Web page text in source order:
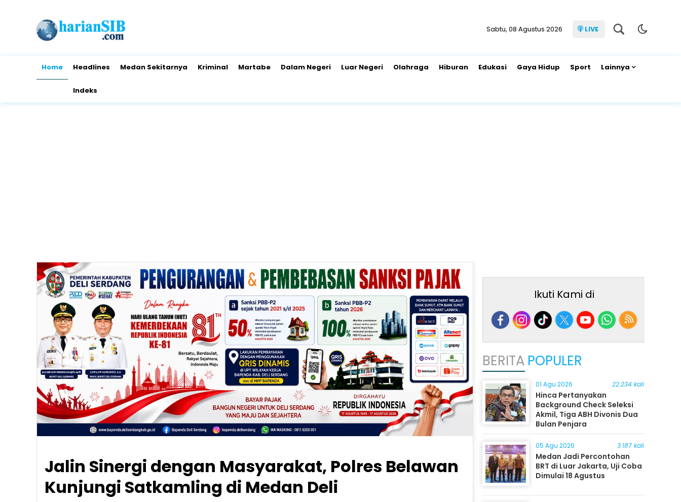
Sabtu, 08 Agustus 2026 LIVE
Home Headlines Medan Sekitarnya Kriminal Martabe Dalam Negeri Luar Negeri Olahraga Hiburan Edukasi Gaya Hidup Sport Lainnya
Indeks
Jalin Sinergi dengan Masyarakat, Polres Belawan
Kunjungi Satkamling di Medan Deli
Ikuti Kami di
BERITA POPULER
01 Agu 2026 22.234 kali
Hinca Pertanyakan
Background Check Seleksi
Akmil, Tiga ABH Divonis Dua
Bulan Penjara
05 Agu 2026 3.187 kali
Medan Jadi Percontohan
BRT di Luar Jakarta, Uji Coba
Dimulai 18 Agustus